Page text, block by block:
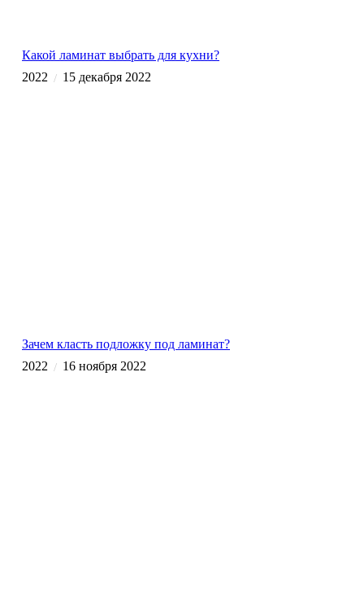
Какой ламинат выбрать для кухни?
2022 / 15 декабря 2022
Зачем класть подложку под ламинат?
2022 / 16 ноября 2022